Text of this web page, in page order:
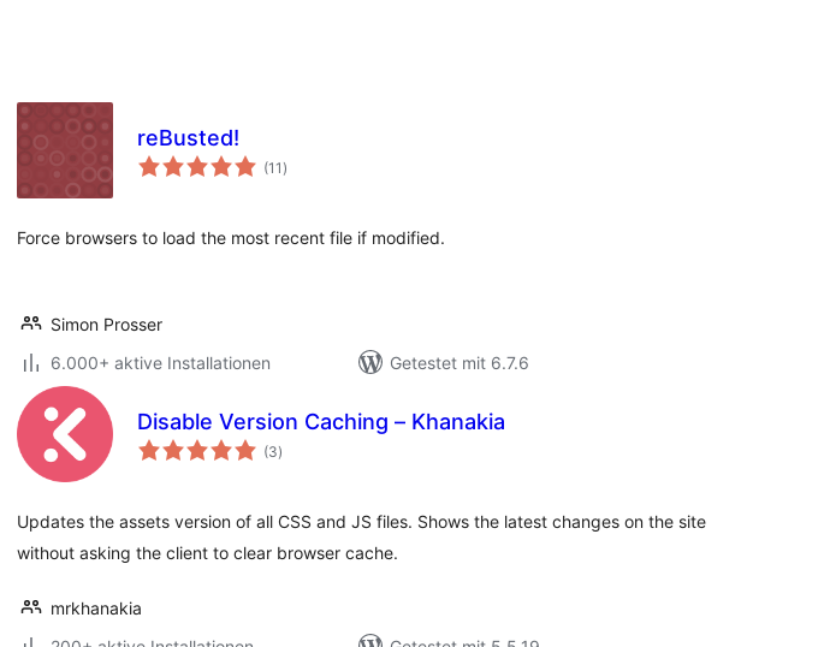
reBusted!
(11 Bewertungen
insgesamt
)
Force browsers to load the most recent file if modified.
Simon Prosser
6.000+ aktive Installationen
Getestet mit 6.7.6
Disable Version Caching – Khanakia
(3Bewertungen
insgesamt
)
Updates the assets version of all CSS and JS files. Shows the latest changes on the site
without asking the client to clear browser cache.
mrkhanakia